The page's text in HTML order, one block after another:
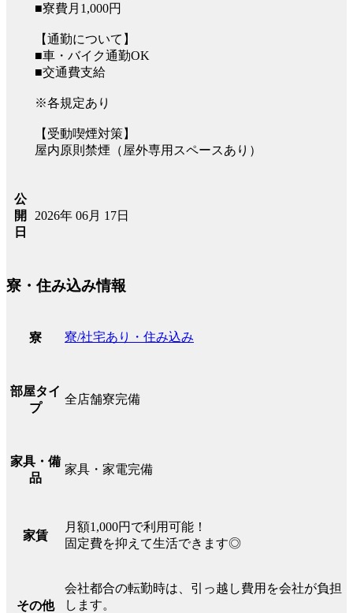
■寮費月1,000円
【通勤について】
■車・バイク通勤OK
■交通費支給
※各規定あり
【受動喫煙対策】
屋内原則禁煙（屋外専用スペースあり）
公
開
日
2026年 06月 17日
寮・住み込み情報
寮 寮/社宅あり・住み込み
部屋タイ
プ
全店舗寮完備
家具・備
品
家具・家電完備
家賃
月額1,000円で利用可能！
固定費を抑えて生活できます◎
その他
会社都合の転勤時は、引っ越し費用を会社が負担
します。